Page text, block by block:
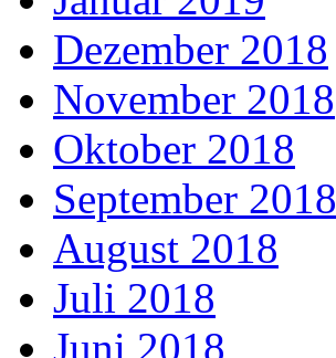
Dezember 2018
November 2018
Oktober 2018
September 2018
August 2018
Juli 2018
Juni 2018